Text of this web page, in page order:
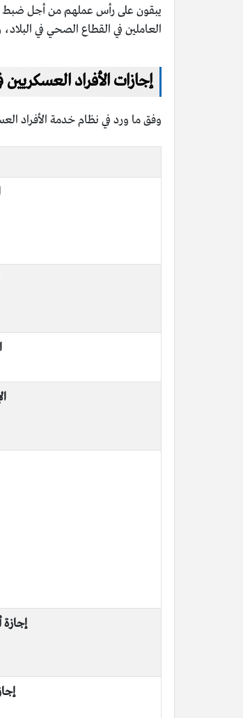
يبقون على رأس عملهم من أجل ضبط
العاملين في القطاع الصحي في
إجازات الأفراد
وفق ما ورد في نظام خدمة الأفراد
إجازة